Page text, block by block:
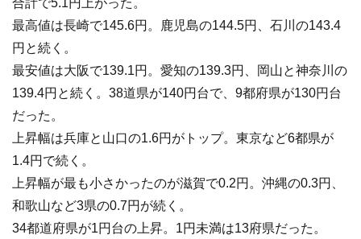
最高値は長崎で145.6円。鹿児島の144.5円、石川の143.4
円と続く。
最安値は大阪で139.1円。愛知の139.3円、岡山と神奈川の
139.4円と続く。38道県が140円台で、9都府県が130円台
だった。
上昇幅は兵庫と山口の1.6円がトップ。東京など6都県が
1.4円で続く。
上昇幅が最も小さかったのが滋賀で0.2円。沖縄の0.3円、
和歌山など3県の0.7円が続く。
34都道府県が1円台の上昇。1円未満は13府県だった。